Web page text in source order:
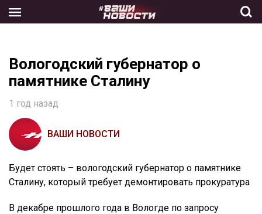
the
Вологодский губернатор о
памятнике Сталину
1 год назад
ВАШИ НОВОСТИ
Будет стоять – вологодский губернатор о памятнике
Сталину, который требует демонтировать прокуратура
В декабре прошлого года в Вологде по запросу